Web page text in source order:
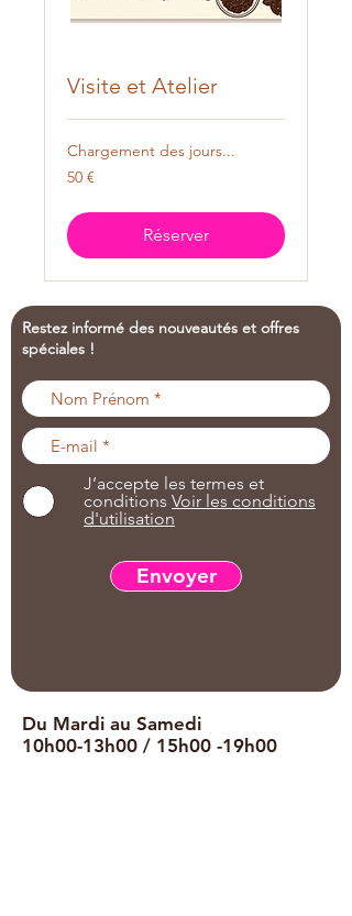
Visite et Atelier
Chargement des jours...
50
euros
50 €
Réserver
Restez informé des nouveautés et offres
spéciales !
J’accepte les termes et
conditions Voir les conditions
d'utilisation
Envoyer
Du Mardi au Samedi
10h00-13h00 / 15h00 -19h00